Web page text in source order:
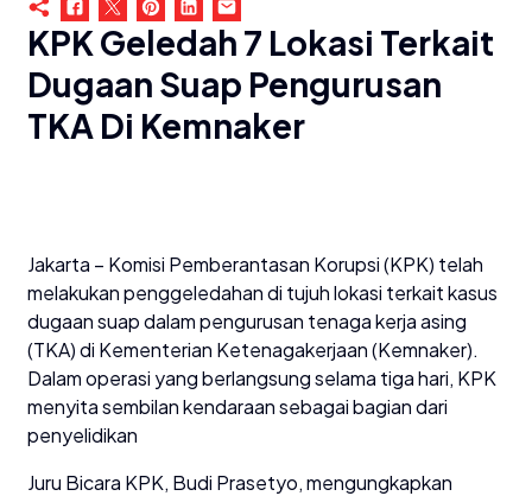
KPK Geledah 7 Lokasi Terkait
Dugaan Suap Pengurusan
TKA Di Kemnaker
Jakarta – Komisi Pemberantasan Korupsi (KPK) telah
melakukan penggeledahan di tujuh lokasi terkait kasus
dugaan suap dalam pengurusan tenaga kerja asing
(TKA) di Kementerian Ketenagakerjaan (Kemnaker).
Dalam operasi yang berlangsung selama tiga hari, KPK
menyita sembilan kendaraan sebagai bagian dari
penyelidikan
Juru Bicara KPK, Budi Prasetyo, mengungkapkan